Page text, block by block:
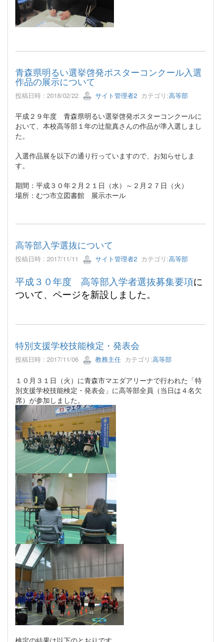
青森県明るい選挙啓発ポスターコンクール入選
作品の展示について
投稿日時 : 2018/02/22 サイト管理者2 カテゴリ:高等部
平成２９年度 青森県明るい選挙啓発ポスターコンクールに
おいて、本校高等部１年の辻龍真さんの作品が準入選しまし
た。
入選作品展を以下の通り行っていますので、お知らせしま
す。
期間：平成３０年２月２１日（水）～２月２７日（火）
場所：むつ市立図書館 展示ホール
高等部入学選抜について
投稿日時 : 2017/11/11 サイト管理者2 カテゴリ:高等部
平成３０年度 高等部入学者選抜募集要項に
ついて、ページを新設しました。
特別支援学校技能検定・発表会
投稿日時 : 2017/11/06 教務主任 カテゴリ:高等部
１０月３１日（火）に青森市マエダアリーナで行われた「特
別支援学校技能検定・発表会」に高等部全員（当日は４名欠
席）が参加しました。
検定の結果は以下のとおりです。